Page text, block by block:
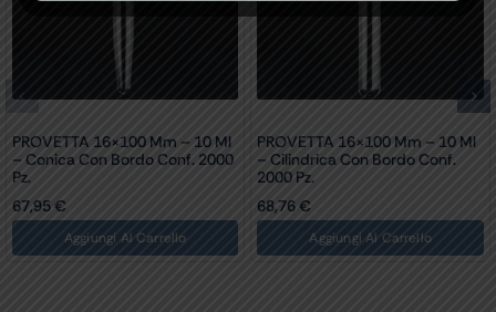
PROVETTA 16×100 Mm – 10 Ml
– Conica Con Bordo Conf. 2000
Pz.
67,95 €
Aggiungi Al Carrello
PROVETTA 16×100 Mm – 10 Ml
– Cilindrica Con Bordo Conf.
2000 Pz.
68,76€
Aggiungi Al Carrello